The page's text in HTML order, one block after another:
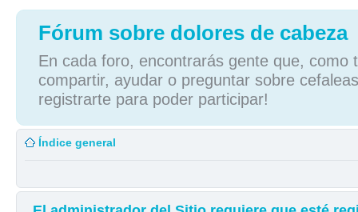
Fórum sobre dolores de cabeza
En cada foro, encontrarás gente que, como
compartir, ayudar o preguntar sobre
registrarte para poder participar!
Índice general